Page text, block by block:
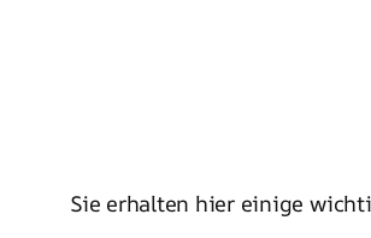
Sie erhalten hier einige